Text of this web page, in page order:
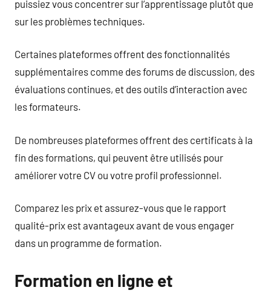
puissiez vous concentrer sur l’apprentissage plutôt que
sur les problèmes techniques.
Certaines plateformes offrent des fonctionnalités
supplémentaires comme des forums de discussion, des
évaluations continues, et des outils d’interaction avec
les formateurs.
De nombreuses plateformes offrent des certificats à la
fin des formations, qui peuvent être utilisés pour
améliorer votre CV ou votre profil professionnel.
Comparez les prix et assurez-vous que le rapport
qualité-prix est avantageux avant de vous engager
dans un programme de formation.
Formation en ligne et